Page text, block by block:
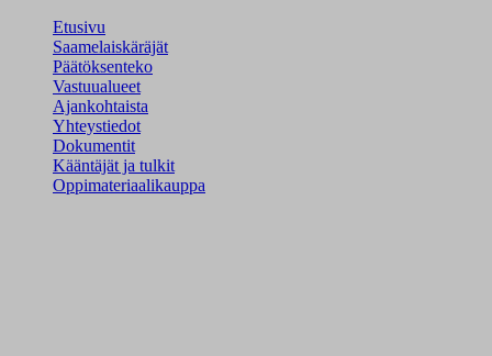
Etusivu
Saamelaiskäräjät
Päätöksenteko
Vastuualueet
Ajankohtaista
Yhteystiedot
Dokumentit
Kääntäjät ja tulkit
Oppimateriaalikauppa